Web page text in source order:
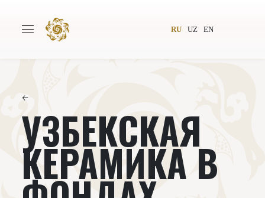
RU UZ EN
Авторы Всемирное общество
Издательство Новости
Проекты Подкасты
←
УЗБЕКСКАЯ
КЕРАМИКА В